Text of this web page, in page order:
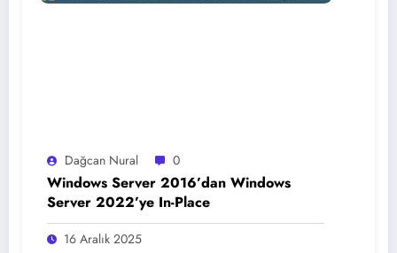
Dağcan Nural 0
Windows Server 2016’dan Windows
Server 2022’ye In-Place
16 Aralık 2025